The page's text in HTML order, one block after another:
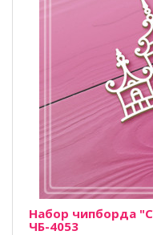
Набор чипборда
ЧБ-4053